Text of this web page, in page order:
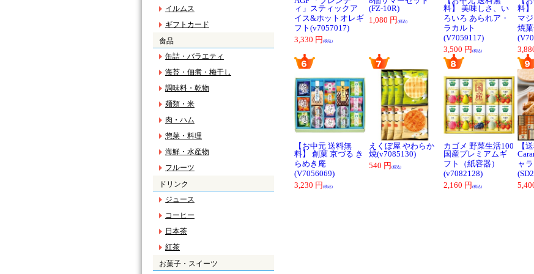
イルムス
ギフトカード
食品
缶詰・バラエティ
海苔・佃煮・梅干し
調味料・乾物
麺類・米
肉・ハム
惣菜・料理
海鮮・水産物
フルーツ
ドリンク
ジュース
コーヒー
日本茶
紅茶
お菓子・スイーツ